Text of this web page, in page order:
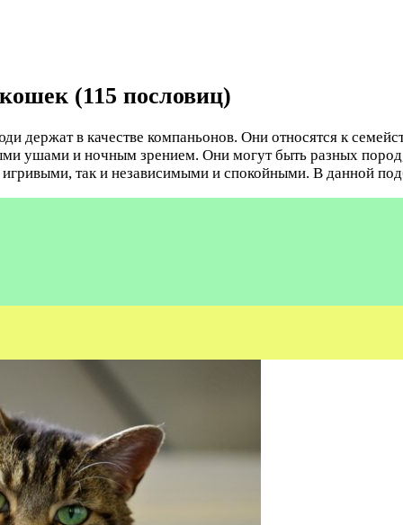
(115 пословиц)
держат в качестве компаньонов. Они относятся к
ушами и ночным зрением. Они могут быть разных
так и независимыми и спокойными. В данной